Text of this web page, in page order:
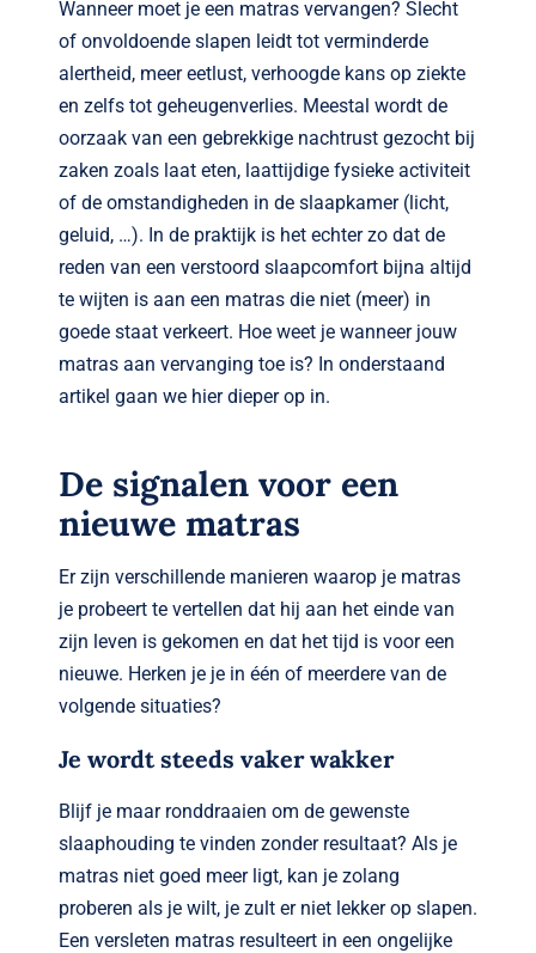
Brandvertragend
Nieuws
Contact
Wanneer moet je een matras vervangen? Slecht
of onvoldoende slapen leidt tot verminderde
alertheid, meer eetlust, verhoogde kans op ziekte
en zelfs tot geheugenverlies. Meestal wordt de
oorzaak van een gebrekkige nachtrust gezocht bij
zaken zoals laat eten, laattijdige fysieke activiteit
of de omstandigheden in de slaapkamer (licht,
geluid, …). In de praktijk is het echter zo dat de
reden van een verstoord slaapcomfort bijna altijd
te wijten is aan een matras die niet (meer) in
goede staat verkeert. Hoe weet je wanneer jouw
matras aan vervanging toe is? In onderstaand
artikel gaan we hier dieper op in.
De signalen voor een
nieuwe matras
Er zijn verschillende manieren waarop je matras
je probeert te vertellen dat hij aan het einde van
zijn leven is gekomen en dat het tijd is voor een
nieuwe. Herken je je in één of meerdere van de
volgende situaties?
Je wordt steeds vaker wakker
Blijf je maar ronddraaien om de gewenste
slaaphouding te vinden zonder resultaat? Als je
matras niet goed meer ligt, kan je zolang
proberen als je wilt, je zult er niet lekker op slapen.
Een versleten matras resulteert in een ongelijke